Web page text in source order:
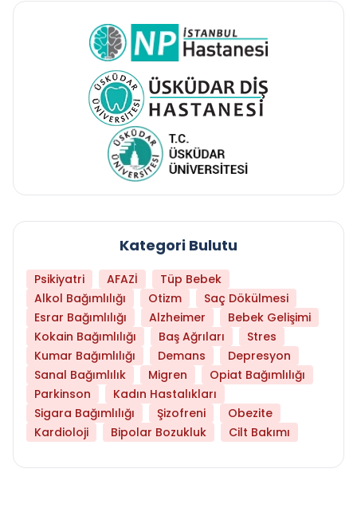
Kategori Bulutu
Psikiyatri AFAZİ
Tüp Bebek
Alkol Bağımlılığı
Otizm
Saç Dökülmesi
Esrar Bağımlılığı
Alzheimer
Bebek Gelişimi
Kokain Bağımlılığı
Baş Ağrıları
Stres
Kumar Bağımlılığı
Demans
Depresyon
Sanal Bağımlılık
Migren
Opiat Bağımlılığı
Parkinson
Kadın Hastalıkları
Sigara Bağımlılığı
Şizofreni
Obezite
Kardioloji
Bipolar Bozukluk Cilt Bakımı